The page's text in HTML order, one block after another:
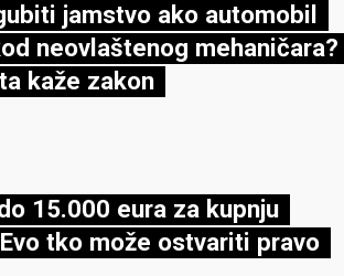
jamstvo ako automobil
neovlaštenog mehaničara?
kaže zakon
15.000 eura za kupnju
tko može ostvariti pravo